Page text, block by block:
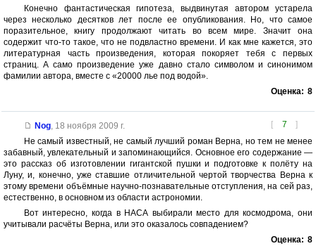
Конечно фантастическая гипотеза, выдвинутая автором устарела
через несколько десятков лет после ее опубликования. Но, что самое
поразительное, книгу продолжают читать во всем мире. Значит она
содержит что-то такое, что не подвластно времени. И как мне кажется, это
литературная часть произведения, которая покоряет тебя с первых
страниц. А само произведение уже давно стало символом и синонимом
фамилии автора, вместе с «20000 лье под водой».
Оценка: 8
[ 7 ]
Nog, 18 ноября 2009 г.
Не самый известный, не самый лучший роман Верна, но тем не менее
забавный, увлекательный и запоминающийся. Основное его содержание —
это рассказ об изготовлении гигантской пушки и подготовке к полёту на
Луну, и, конечно, уже ставшие отличительной чертой творчества Верна к
этому времени объёмные научно-познавательные отступления, на сей раз,
естественно, в основном из области астрономии.
Вот интересно, когда в НАСА выбирали место для космодрома, они
учитывали расчёты Верна, или это оказалось совпадением?
Оценка: 8